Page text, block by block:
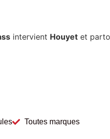
intervient Houyet et
Toutes marques